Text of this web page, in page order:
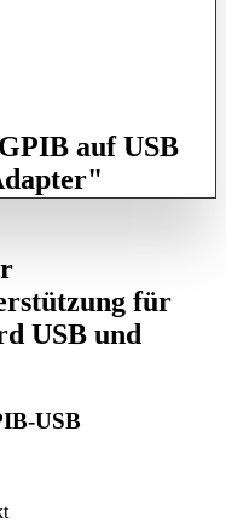
auf USB
für
USB und
USB